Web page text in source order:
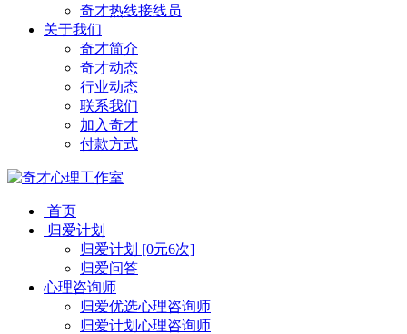
奇才热线接线员
关于我们
奇才简介
奇才动态
行业动态
联系我们
加入奇才
付款方式
首页
归爱计划
归爱计划 [0元6次]
归爱问答
心理咨询师
归爱优选心理咨询师
归爱计划心理咨询师